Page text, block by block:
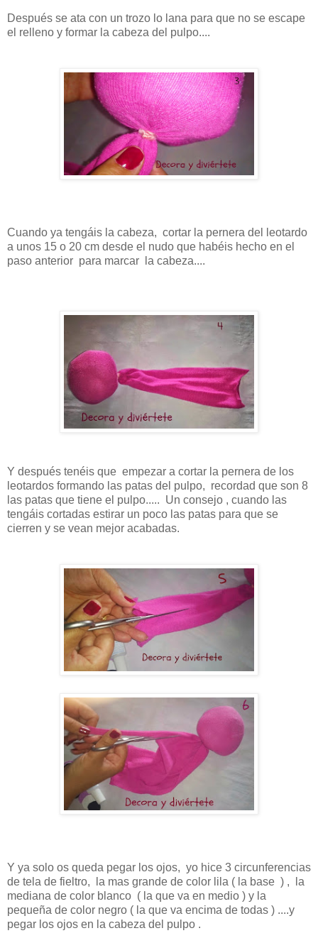
Después se ata con un trozo lo lana para que no se escape
el relleno y formar la cabeza del pulpo....
Cuando ya tengáis la cabeza, cortar la pernera del leotardo
a unos 15 o 20 cm desde el nudo que habéis hecho en el
paso anterior para marcar la cabeza....
Y después tenéis que empezar a cortar la pernera de los
leotardos formando las patas del pulpo, recordad que son 8
las patas que tiene el pulpo..... Un consejo , cuando las
tengáis cortadas estirar un poco las patas para que se
cierren y se vean mejor acabadas.
Y ya solo os queda pegar los ojos, yo hice 3 circunferencias
de tela de fieltro, la mas grande de color lila ( la base ) , la
mediana de color blanco ( la que va en medio ) y la
pequeña de color negro ( la que va encima de todas ) ....y
pegar los ojos en la cabeza del pulpo .